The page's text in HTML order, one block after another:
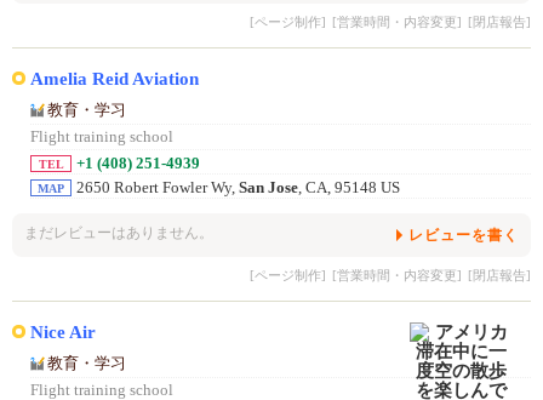
[ページ制作] [営業時間・内容変更] [閉店報告]
Amelia Reid Aviation
教育・学习
Flight training school
TEL +1 (408) 251-4939
MAP 2650 Robert Fowler Wy, San Jose , CA, 95148 US
まだレビューはありません。 レビューを書く
[ページ制作] [営業時間・内容変更] [閉店報告]
Nice Air
教育・学习
Flight training school